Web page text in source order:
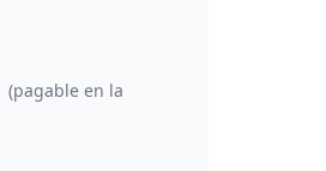
(pagable en la